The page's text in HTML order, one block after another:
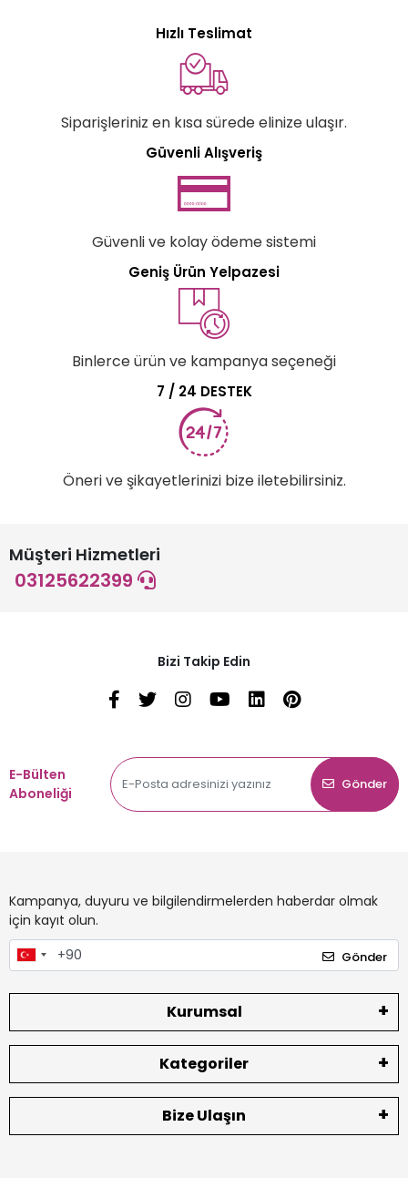
Hızlı Teslimat
Siparişleriniz en kısa sürede elinize ulaşır.
Güvenli Alışveriş
Güvenli ve kolay ödeme sistemi
Geniş Ürün Yelpazesi
Binlerce ürün ve kampanya seçeneği
7 / 24 DESTEK
Öneri ve şikayetlerinizi bize iletebilirsiniz.
Müşteri Hizmetleri
03125622399
Bizi Takip Edin
E-Bülten
Aboneliği
Gönder
Kampanya, duyuru ve bilgilendirmelerden haberdar olmak
için kayıt olun.
Gönder
Kurumsal
Kategoriler
Bize Ulaşın